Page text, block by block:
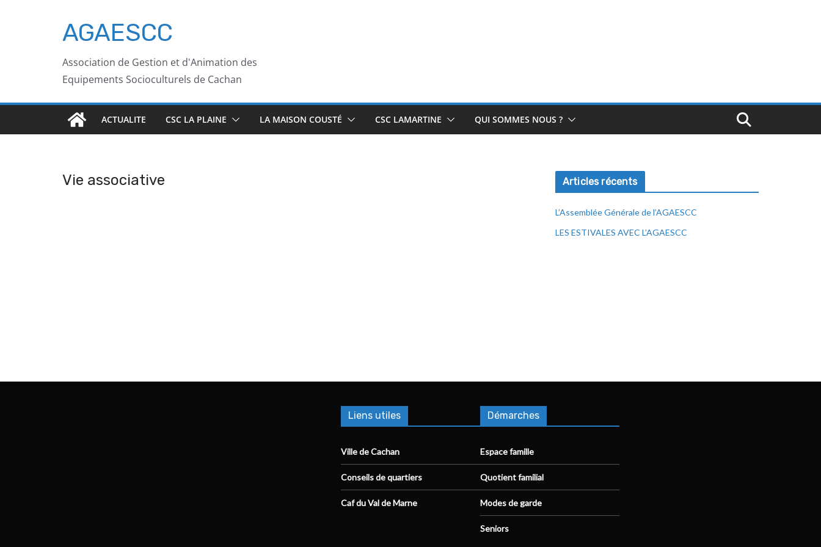
AGAESCC
Association de Gestion et d'Animation des
Equipements Socioculturels de Cachan
ACTUALITE CSC LA PLAINE LA MAISON COUSTÉ CSC LAMARTINE QUI SOMMES NOUS ?
Vie associative Articles récents
L’Assemblée Générale de l’AGAESCC
LES ESTIVALES AVEC L’AGAESCC
Liens utiles
Ville de Cachan
Conseils de quartiers
Caf du Val de Marne
Démarches
Espace famille
Quotient familial
Modes de garde
Seniors